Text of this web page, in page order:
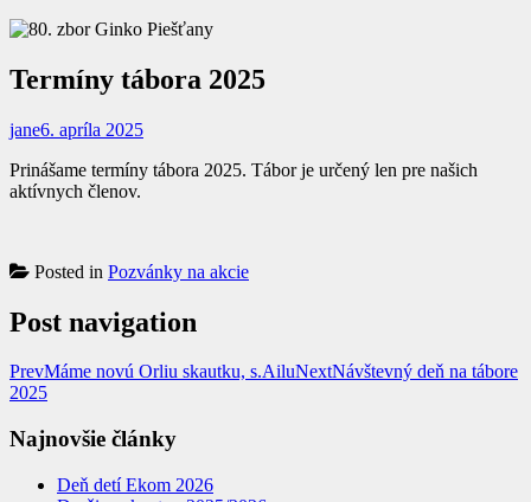
Termíny tábora 2025
jane6. apríla 2025
Prinášame termíny tábora 2025. Tábor je určený len pre našich
aktívnych členov.
Posted in Pozvánky na akcie
Post navigation
PrevMáme novú Orliu skautku, s.AiluNextNávštevný deň na tábore
2025
Najnovšie články
Deň detí Ekom 2026